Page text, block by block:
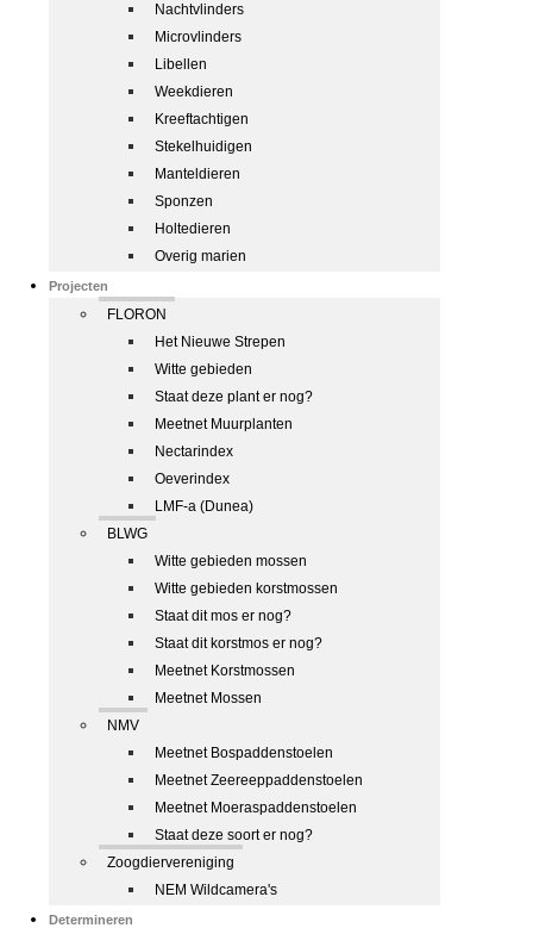
Nachtvlinders
Microvlinders
Libellen
Weekdieren
Kreeftachtigen
Stekelhuidigen
Manteldieren
Sponzen
Holtedieren
Overig marien
Projecten
FLORON
Het Nieuwe Strepen
Witte gebieden
Staat deze plant er nog?
Meetnet Muurplanten
Nectarindex
Oeverindex
LMF-a (Dunea)
BLWG
Witte gebieden mossen
Witte gebieden korstmossen
Staat dit mos er nog?
Staat dit korstmos er nog?
Meetnet Korstmossen
Meetnet Mossen
NMV
Meetnet Bospaddenstoelen
Meetnet Zeereeppaddenstoelen
Meetnet Moeraspaddenstoelen
Staat deze soort er nog?
Zoogdiervereniging
NEM Wildcamera's
Determineren